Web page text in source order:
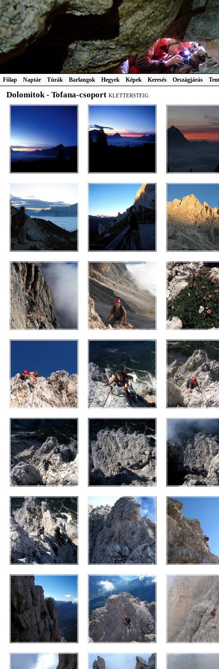
Főlap Naptár Túrák Barlangok Hegyek Képek Keresés Országjárás
Dolomitok - Tofana-csoport KLETTERSTEIG